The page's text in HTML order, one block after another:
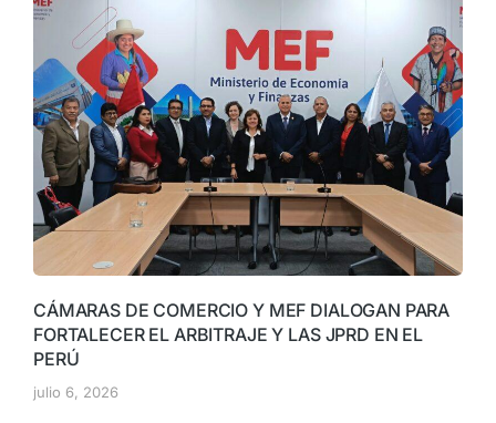
CÁMARAS DE COMERCIO Y MEF DIALOGAN PARA
FORTALECER EL ARBITRAJE Y LAS JPRD EN EL
PERÚ
julio 6, 2026